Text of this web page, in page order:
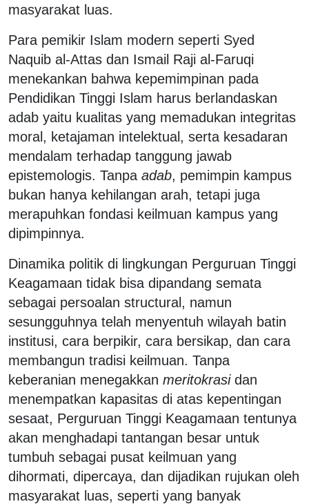
masyarakat luas.
Para pemikir Islam modern seperti Syed
Naquib al-Attas dan Ismail Raji al-Faruqi
menekankan bahwa kepemimpinan pada
Pendidikan Tinggi Islam harus berlandaskan
adab yaitu kualitas yang memadukan integritas
moral, ketajaman intelektual, serta kesadaran
mendalam terhadap tanggung jawab
epistemologis. Tanpa adab, pemimpin kampus
bukan hanya kehilangan arah, tetapi juga
merapuhkan fondasi keilmuan kampus yang
dipimpinnya.
Dinamika politik di lingkungan Perguruan Tinggi
Keagamaan tidak bisa dipandang semata
sebagai persoalan structural, namun
sesungguhnya telah menyentuh wilayah batin
institusi, cara berpikir, cara bersikap, dan cara
membangun tradisi keilmuan. Tanpa
keberanian menegakkan meritokrasi dan
menempatkan kapasitas di atas kepentingan
sesaat, Perguruan Tinggi Keagamaan tentunya
akan menghadapi tantangan besar untuk
tumbuh sebagai pusat keilmuan yang
dihormati, dipercaya, dan dijadikan rujukan oleh
masyarakat luas, seperti yang banyak